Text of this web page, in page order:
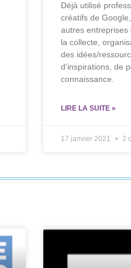
Déjà utilisé
créatifs de
autres entreprises
la collecte,
des idées/
d’inspirations, de
connaissance.
LIRE LA SUITE »
17 janvier 2021 2